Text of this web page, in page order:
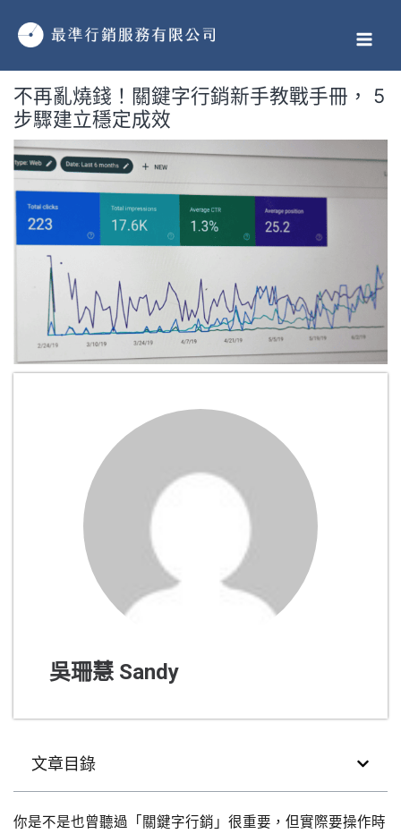
不再亂燒錢！關鍵字行銷新手教戰手冊， 5
步驟建立穩定成效
吳珊慧 Sandy
文章目錄
你是不是也曾聽過「關鍵字行銷」很重要，但實際要操作時